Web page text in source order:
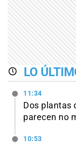
LO
11:34
Dos plantas
parecen no
10:53